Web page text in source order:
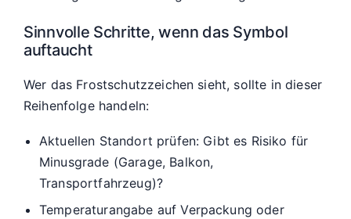
Sinnvolle Schritte, wenn das Symbol
auftaucht
Wer das Frostschutzzeichen sieht, sollte in dieser
Reihenfolge handeln:
Aktuellen Standort prüfen: Gibt es Risiko für
Minusgrade (Garage, Balkon,
Transportfahrzeug)?
Temperaturangabe auf Verpackung oder